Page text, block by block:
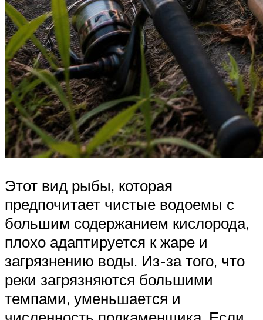
Этот вид рыбы, которая
предпочитает чистые водоемы с
большим содержанием кислорода,
плохо адаптируется к жаре и
загрязнению воды. Из-за того, что
реки загрязняются большими
темпами, уменьшается и